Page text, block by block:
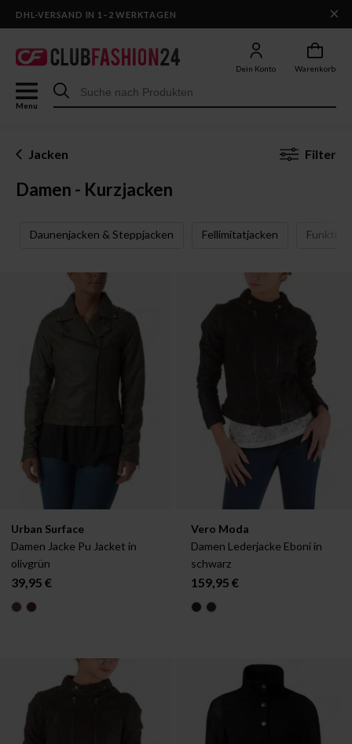
Dein Konto Warenkorb
Menu
DHL-VERSAND IN 1–2 WERKTAGEN ×
Jacken Filter
Damen - Kurzjacken
Daunenjacken & Steppjacken Fellimitatjacken
Verfügbar in:
Urban Surface
Damen Jacke Pu Jacket in
olivgrün
39,95 €
Verfügbar in:
Vero Moda
Damen Lederjacke Eboni in
schwarz
159,95 €